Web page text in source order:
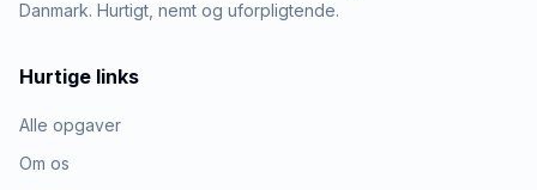
Danmark. Hurtigt, nemt og uforpligtende.
Hurtige links
Alle opgaver
Om os